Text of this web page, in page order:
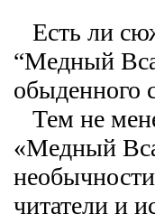
Есть ли
“Медный
обыденного
Тем не
«Медный
читатели и